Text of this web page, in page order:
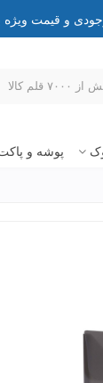
و قیمت ویژه
پوشه و